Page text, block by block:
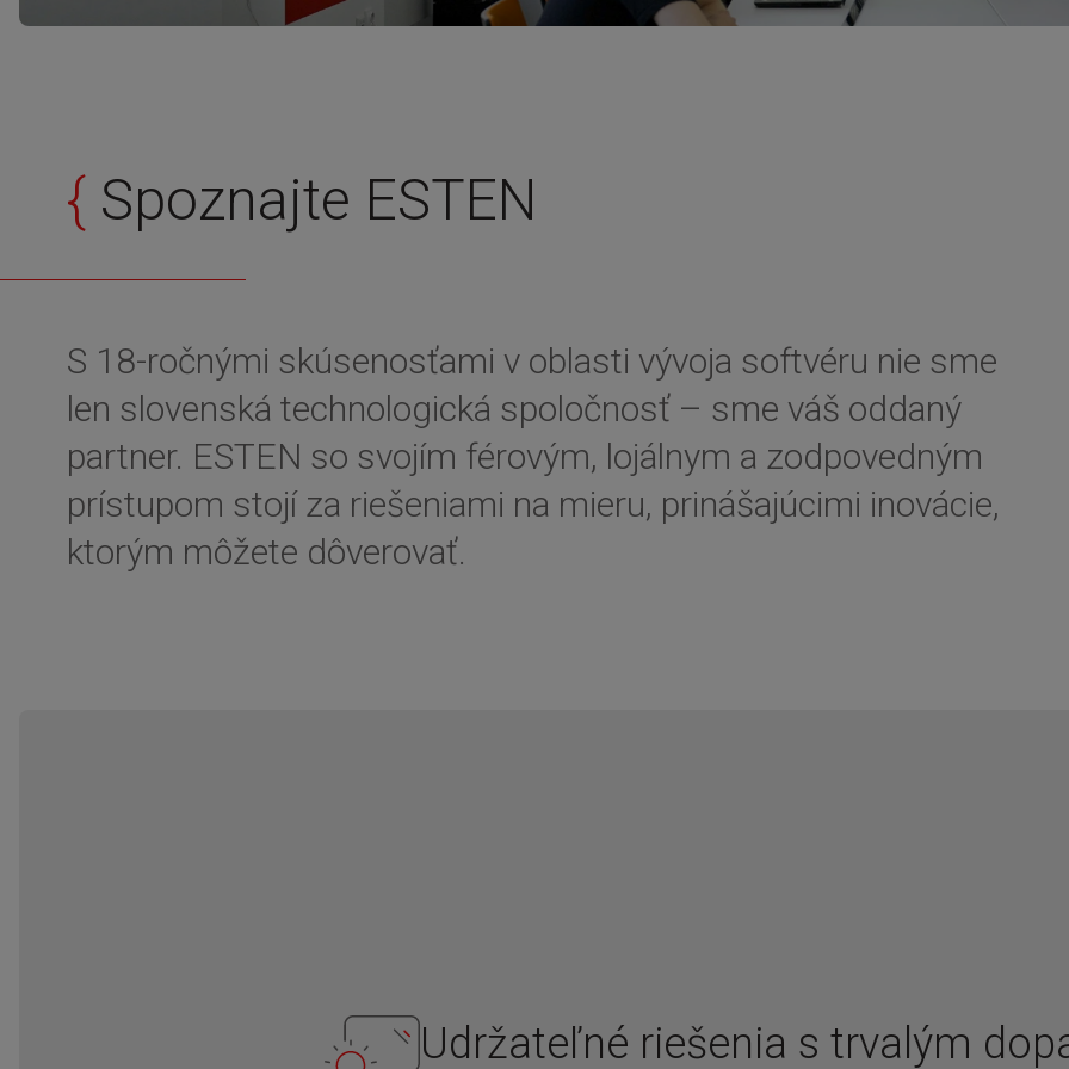
{ Spoznajte ESTEN
S 18-ročnými skúsenosťami v oblasti vývoja softvéru nie sme
len slovenská technologická spoločnosť – sme váš oddaný
partner. ESTEN so svojím férovým, lojálnym a zodpovedným
prístupom stojí za riešeniami na mieru, prinášajúcimi inovácie,
ktorým môžete dôverovať.
Udržateľné riešenia s trvalým